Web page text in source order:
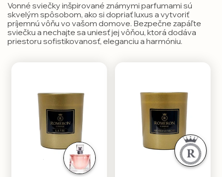
Vonné sviečky inšpirované známymi parfumami sú
skvelým spôsobom, ako si dopriať luxus a vytvoriť
príjemnú vôňu vo vašom domove. Bezpečne zapáľte
sviečku a nechajte sa uniesť jej vôňou, ktorá dodáva
priestoru sofistikovanosť, eleganciu a harmóniu.